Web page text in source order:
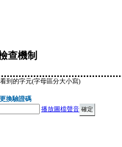
查機制
到的字元(字母區分大小寫)
更換驗證碼
播放圖檔聲音